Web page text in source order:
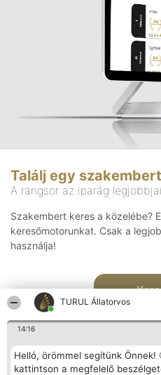
TURUL Állatorvos
14:16
Helló, örömmel segítünk Önnek!
kattintson a megfelelő
Találj egy szakembert
A rangsor az iparág
Szakembert keres a közelébe?
keresőmotorunkat. Csak a
használja!